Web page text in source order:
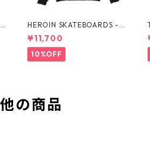
HEROIN SKATEBOARDS - S
KATE ZOMBIE BLK CREWN
ECK -
¥11,700
10%OFF
の商品